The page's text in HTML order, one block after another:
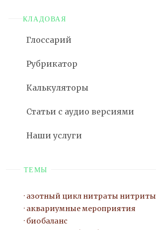
КЛАДОВАЯ
Глоссарий
Рубрикатор
Калькуляторы
Статьи с аудио версиями
Наши услуги
ТЕМЫ
азотный цикл нитраты нитриты
аквариумные мероприятия
биобаланс